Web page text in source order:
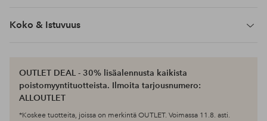
Koko & Istuvuus
OUTLET DEAL - 30% lisäalennusta kaikista
poistomyyntituotteista. Ilmoita tarjousnumero:
ALLOUTLET
*Koskee tuotteita, joissa on merkintä OUTLET. Voimassa 11.8. asti.